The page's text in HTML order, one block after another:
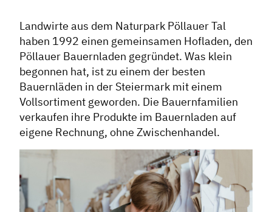
Landwirte aus dem Naturpark Pöllauer Tal
haben 1992 einen gemeinsamen Hofladen, den
Pöllauer Bauernladen gegründet. Was klein
begonnen hat, ist zu einem der besten
Bauernläden in der Steiermark mit einem
Vollsortiment geworden. Die Bauernfamilien
verkaufen ihre Produkte im Bauernladen auf
eigene Rechnung, ohne Zwischenhandel.